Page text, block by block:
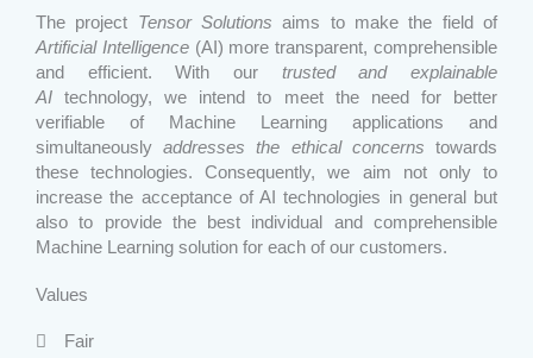
The project Tensor Solutions aims to make the field of
Artificial Intelligence(AI) more transparent, comprehensible
and efficient. With our trusted and explainable
AI technology, we intend to meet the need for better
verifiable of Machine Learning applications and
simultaneouslyaddresses the ethical concerns towards
these technologies. Consequently, we aim not only to
increase the acceptance of AI technologies in general but
also to provide the best individual and comprehensible
Machine Learning solution for each of our customers.
Values
Fair